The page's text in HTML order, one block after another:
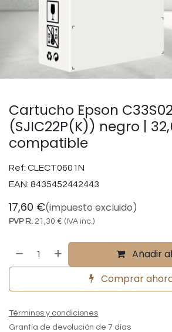
Cartucho Epson
(SJIC22P(K)) negro |
compatible
Ref: CLECT0601N
EAN: 8435452442443
17,60 €(impuesto excluido)
PVP R. 21,30 € (IVA inc.)
Añadir
Comprar
Términos y condiciones
Grantía de devolución de 7 días